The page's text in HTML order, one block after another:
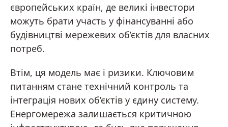
європейських країн, де великі інвестори
можуть брати участь у фінансуванні або
будівництві мережевих об’єктів для власних
потреб.
Втім, ця модель має і ризики. Ключовим
питанням стане технічний контроль та
інтеграція нових об’єктів у єдину систему.
Енергомережа залишається критичною